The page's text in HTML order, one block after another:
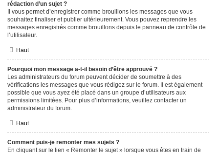
rédaction d’un sujet ?
Il vous permet d’enregistrer comme brouillons les messages que vous
souhaitez finaliser et publier ultérieurement. Vous pouvez reprendre les
messages enregistrés comme brouillons depuis le panneau de contrôle de
l’utilisateur.
Haut
Pourquoi mon message a-t-il besoin d’être approuvé ?
Les administrateurs du forum peuvent décider de soumettre à des
vérifications les messages que vous rédigez sur le forum. Il est également
possible que vous ayez été placé dans un groupe d’utilisateurs aux
permissions limitées. Pour plus d’informations, veuillez contacter un
administrateur du forum.
Haut
Comment puis-je remonter mes sujets ?
En cliquant sur le lien « Remonter le sujet » lorsque vous êtes en train de